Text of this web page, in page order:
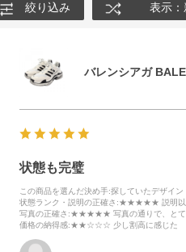
絞り込み 表示
バレンシアガ
状態も完璧
この商品を選んだ決め手:探していたデザイ
状態ランク・説明の正確さ :★★★★★ 説明以
写真の正確さ :★★★★★ 写真の通りで、とて
価格の納得感:★★☆☆☆ 少し割高に感じた